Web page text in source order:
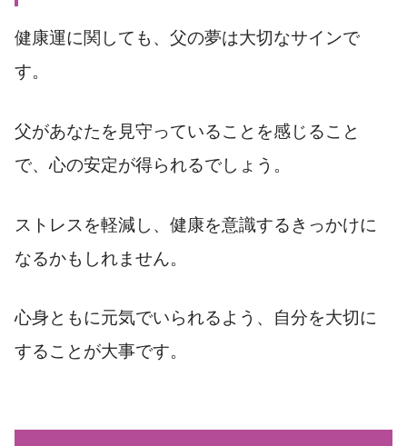
健康運に関しても、父の夢は大切なサインで
す。
父があなたを見守っていることを感じること
で、心の安定が得られるでしょう。
ストレスを軽減し、健康を意識するきっかけに
なるかもしれません。
心身ともに元気でいられるよう、自分を大切に
することが大事です。